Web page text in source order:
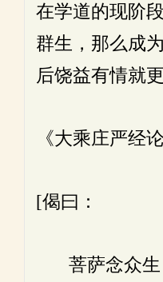
在学道的现阶
群生，那么成
后饶益有情就
《大乘庄严经
[偈曰：
菩萨念众生